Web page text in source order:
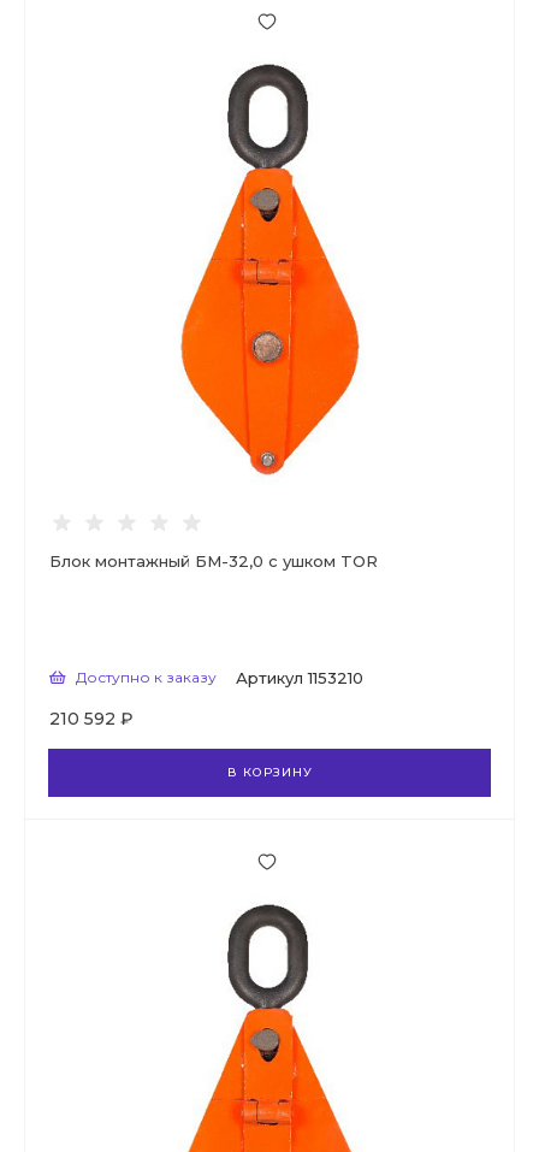
Блок монтажный БМ-32,0 с ушком TOR
Доступно к заказу Артикул 1153210
210 592 ₽
В КОРЗИНУ